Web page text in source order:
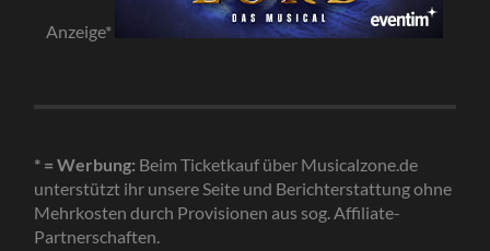
Anzeige*
* = Werbung: Beim Ticketkauf über Musicalzone.de
unterstützt ihr unsere Seite und Berichterstattung ohne
Mehrkosten durch Provisionen aus sog. Affiliate-
Partnerschaften.